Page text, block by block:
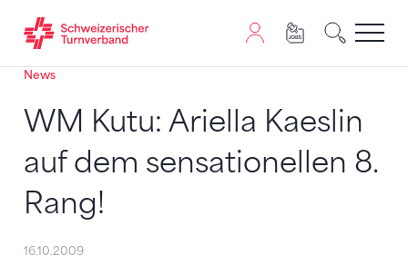
Zum Inhalt springen
Zur Sitemap navigieren
Zum Navigieren dieser Seite wird JavaScript benötigt.
News
WM Kutu: Ariella Kaeslin
auf dem sensationellen 8.
Rang!
16.10.2009